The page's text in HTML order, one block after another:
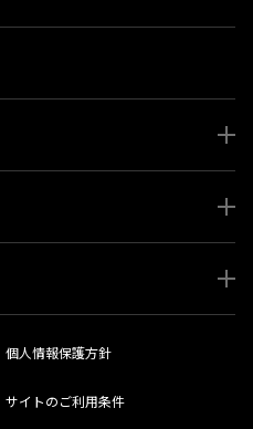
個人情報保護方針
サイトのご利用条件